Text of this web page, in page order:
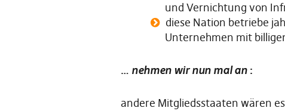
und Vernichtung von
diese Nation betriebe
Unternehmen mit
… nehmen wir nun mal an:
andere Mitgliedsstaaten wären